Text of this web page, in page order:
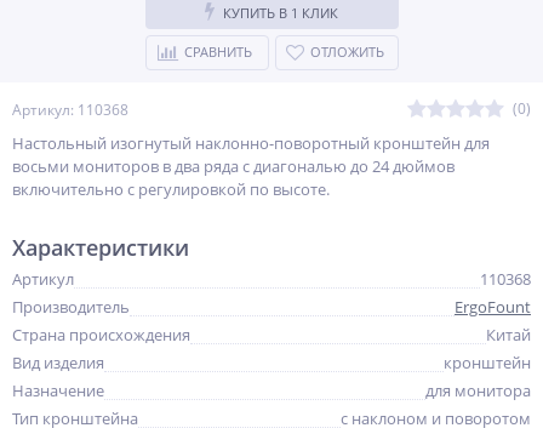
Артикул: 110368 (0)
Настольный изогнутый наклонно-поворотный кронштейн для
восьми мониторов в два ряда с диагональю до 24 дюймов
включительно с регулировкой по высоте.
КУПИТЬ В 1 КЛИК
СРАВНИТЬ ОТЛОЖИТЬ
Характеристики
Артикул
110368
Производитель
ErgoFount
Страна происхождения
Китай
Вид изделия
кронштейн
Назначение
для монитора
Тип кронштейна
с наклоном и поворотом